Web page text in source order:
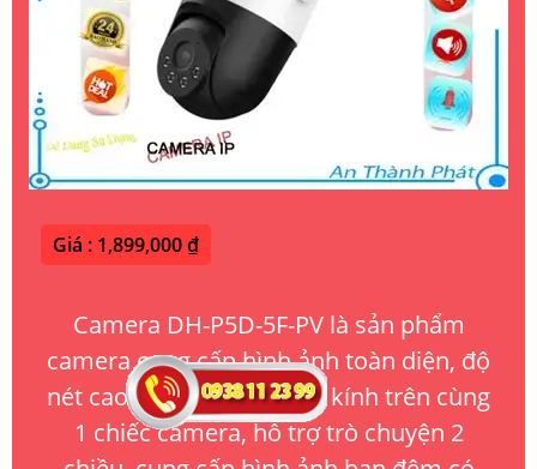
Giá : 1,899,000 ₫
Camera DH-P5D-5F-PV là sản phẩm
camera cung cấp hình ảnh toàn diện, độ
nét cao với trang bị 2 ống kính trên cùng
1 chiếc camera, hỗ trợ trò chuyện 2